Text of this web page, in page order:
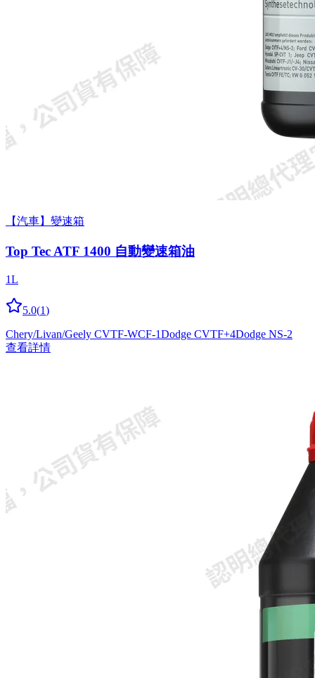
【汽車】變速箱
Top Tec ATF 1400 自動變速箱油
1L
5.0(1)
Chery/Livan/Geely CVTF-WCF-1Dodge CVTF+4Dodge NS-2
查看詳情